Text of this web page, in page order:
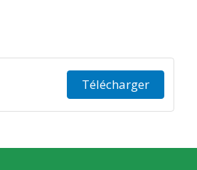
Télécharger